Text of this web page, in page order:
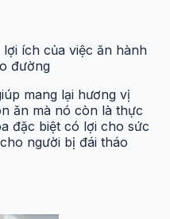
lợi ích của việc ăn hành
đường
mang lại hương vị
ăn mà nó còn là thực
đặc biệt có lợi cho sức
người bị đái tháo